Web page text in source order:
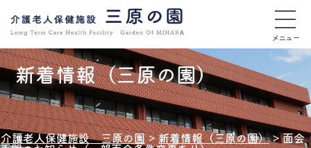
メニュー
新着情報（三原の園）
介護老人保健施設 三原の園>新着情報（三原の園）>面会